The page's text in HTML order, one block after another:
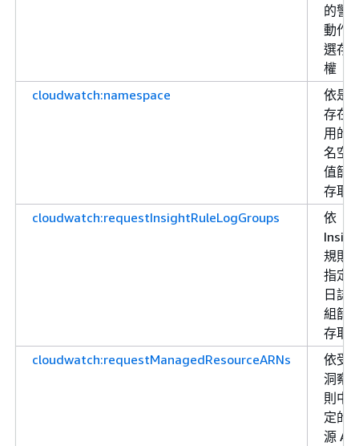
的警
動作
選存
權
cloudwatch:namespace
依是
存在
用的
名空
值篩
存取
cloudwatch:requestInsightRuleLogGroups
依
規則
指定
日誌
組篩
存取
cloudwatch:requestManagedResourceARNs
依受
洞察
則中
定的
源